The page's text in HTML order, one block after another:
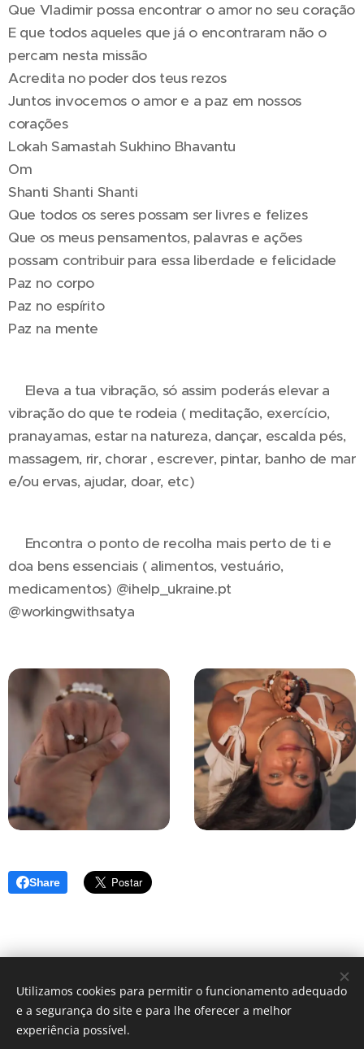
Que Vladimir possa encontrar o amor no seu coração
E que todos aqueles que já o encontraram não o
percam nesta missão 🤍
Acredita no poder dos teus rezos
Juntos invocemos o amor e a paz em nossos
corações 🤍
Lokah Samastah Sukhino Bhavantu
Om
Shanti Shanti Shanti
Que todos os seres possam ser livres e felizes
Que os meus pensamentos, palavras e ações
possam contribuir para essa liberdade e felicidade
Paz no corpo
Paz no espírito
Paz na mente
🕊Eleva a tua vibração, só assim poderás elevar a
vibração do que te rodeia ( meditação, exercício,
pranayamas, estar na natureza, dançar, escalda pés,
massagem, rir, chorar , escrever, pintar, banho de mar
e/ou ervas, ajudar, doar, etc)
🕊Encontra o ponto de recolha mais perto de ti e
doa bens essenciais ( alimentos, vestuário,
medicamentos) @ihelp_ukraine.pt
@workingwithsatya
Share
Política de Privacidade, Termos e Condições
© 2025 Todos os direitos reservados
Utilizamos cookies para permitir o funcionamento adequado
e a segurança do site e para lhe oferecer a melhor
experiência possível.